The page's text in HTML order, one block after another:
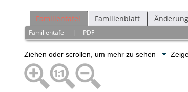
Familientafel Familienblatt
Familientafel | PDF
Ziehen oder scrollen, um mehr zu sehen